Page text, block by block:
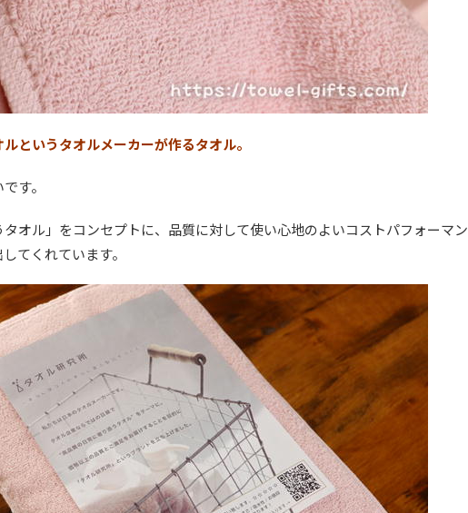
というタオルメーカーが作るタオル。
す。
タオル」をコンセプトに、品質に対して使い心地のよいコストパフォーマン
てくれています。